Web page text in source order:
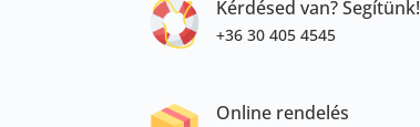
Kérdésed van? Segítünk!
+36 30 405 4545
Online rendelés